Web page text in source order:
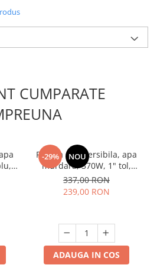
CUMPARATE
-29% NOU
Pompa submersibila, apa
murdara, 370W, 1" tol,
aspiratie 7m, refulare 14m,
plutitor, 2 m3/h, Raider RD-
CAWP50
337,00 RON
239,00 RON
ADAUGA IN COS